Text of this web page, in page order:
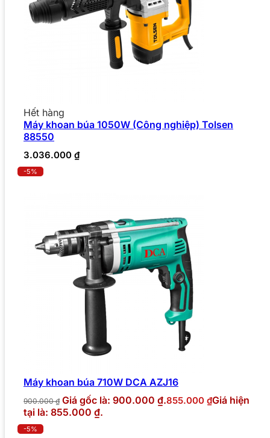
Hết hàng
Máy khoan búa 1050W (Công nghiệp) Tolsen
88550
3.036.000 ₫
-5%
Máy khoan búa 710W DCA AZJ16
900.000₫ Giá gốc là: 900.000 ₫.855.000 ₫Giá hiện
tại là: 855.000 ₫.
-5%